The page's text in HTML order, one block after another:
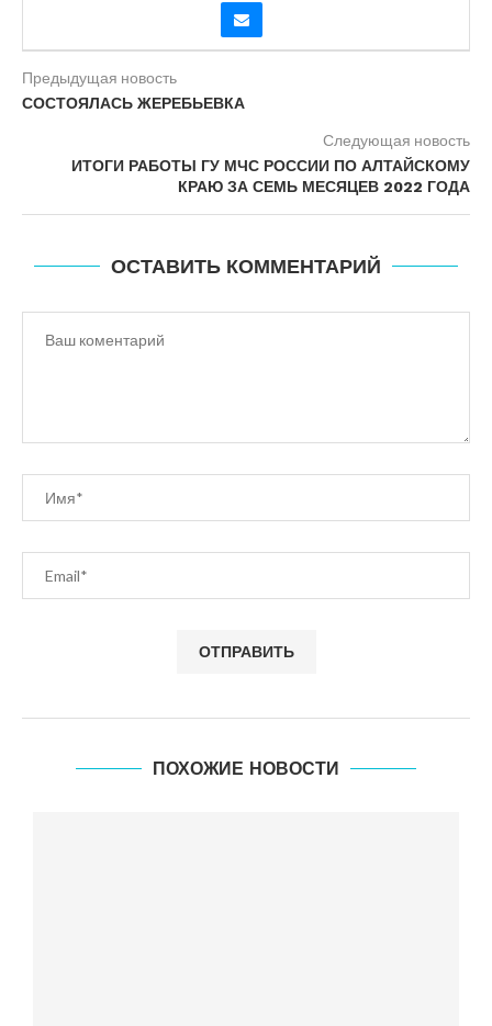
Предыдущая новость
СОСТОЯЛАСЬ ЖЕРЕБЬЕВКА
Следующая новость
ИТОГИ РАБОТЫ ГУ МЧС РОССИИ ПО АЛТАЙСКОМУ
КРАЮ ЗА СЕМЬ МЕСЯЦЕВ 2022 ГОДА
ОСТАВИТЬ КОММЕНТАРИЙ
ПОХОЖИЕ НОВОСТИ